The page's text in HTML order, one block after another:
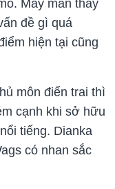
May măn thay
đề gì quá
hiện tại cũng
môn điển trai thì
cạnh khi sở hữu
tiếng. Dianka
có nhan sắc